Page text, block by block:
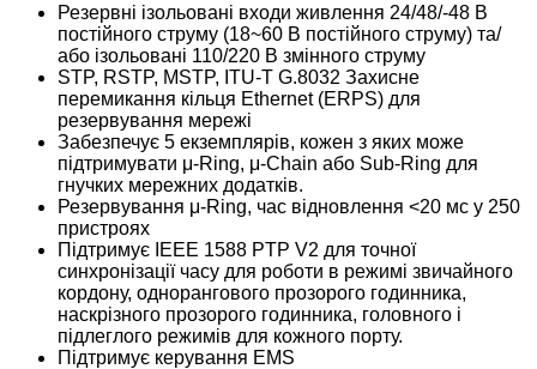
Резервні ізольовані входи живлення 24/48/-48 В
постійного струму (18~60 В постійного струму) та/
або ізольовані 110/220 В змінного струму
STP, RSTP, MSTP, ITU-T G.8032 Захисне
перемикання кільця Ethernet (ERPS) для
резервування мережі
Забезпечує 5 екземплярів, кожен з яких може
підтримувати μ-Ring, μ-Chain або Sub-Ring для
гнучких мережних додатків.
Резервування μ-Ring, час відновлення <20 мс у 250
пристроях
Підтримує IEEE 1588 PTP V2 для точної
синхронізації часу для роботи в режимі звичайного
кордону, однорангового прозорого годинника,
наскрізного прозорого годинника, головного і
підлеглого режимів для кожного порту.
Підтримує керування EMS